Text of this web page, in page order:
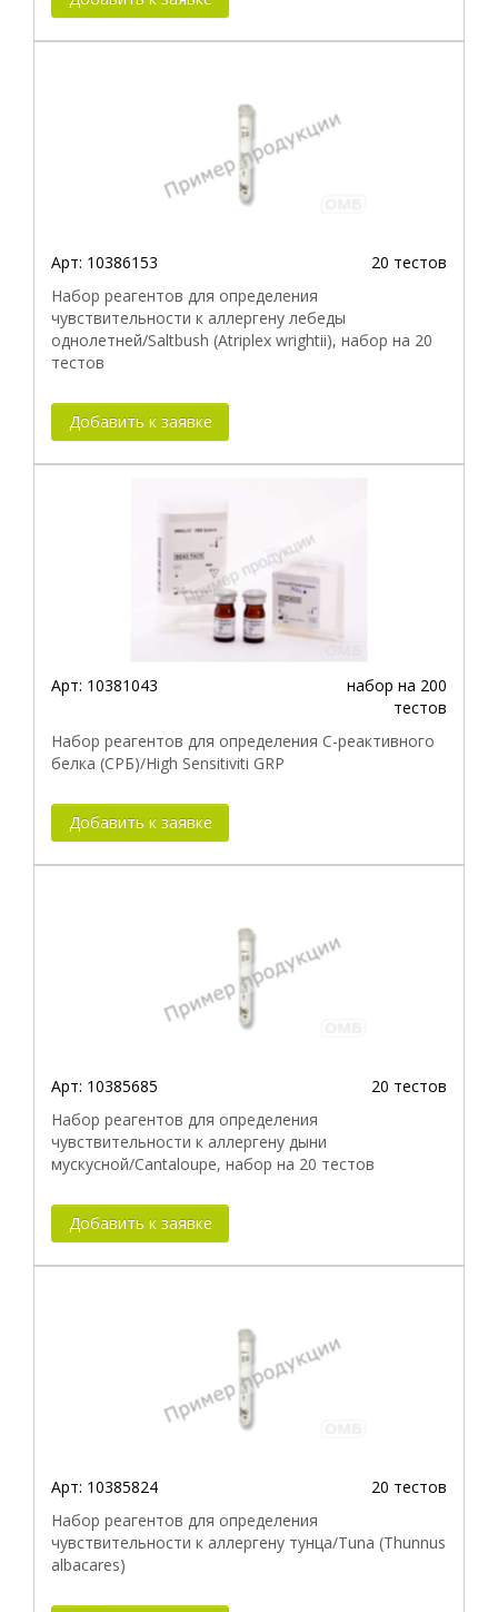
Арт: 10386153
20 тестов
Набор реагентов для определения
чувствительности к аллергену лебеды
однолетней/Saltbush (Atriplex wrightii), набор на 20
тестов
Добавить к заявке
Арт: 10381043
набор на 200
тестов
Набор реагентов для определения С-реактивного
белка (СРБ)/High Sensitiviti GRP
Добавить к заявке
Арт: 10385685
20 тестов
Набор реагентов для определения
чувствительности к аллергену дыни
мускусной/Cantaloupe, набор на 20 тестов
Добавить к заявке
Арт: 10385824
20 тестов
Набор реагентов для определения
чувствительности к аллергену тунца/Tuna (Thunnus
albacares)